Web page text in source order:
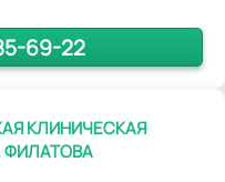
69-22
КЛИНИЧЕСКАЯ